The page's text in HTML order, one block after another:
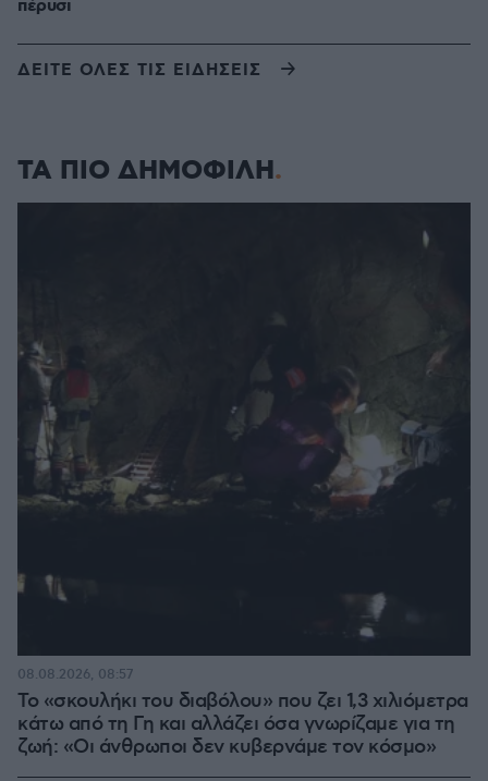
πέρυσι
ΔΕΙΤΕ ΟΛΕΣ ΤΙΣ ΕΙΔΗΣΕΙΣ
ΤΑ ΠΙΟ ΔΗΜΟΦΙΛΗ
Το «σκουλήκι του διαβόλου» που ζει 1,3 χιλιόμετρα
κάτω από τη Γη και αλλάζει όσα γνωρίζαμε για τη
ζωή: «Οι άνθρωποι δεν κυβερνάμε τον κόσμο»
08.08.2026, 08:57